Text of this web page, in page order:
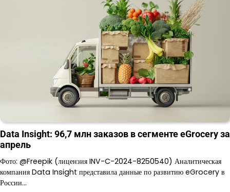
Data Insight: 96,7 млн заказов в сегменте eGrocery за
апрель
Фото: @Freepik (лицензия INV-C-2024-8250540) Аналитическая
компания Data Insight представила данные по развитию eGrocery в
России…